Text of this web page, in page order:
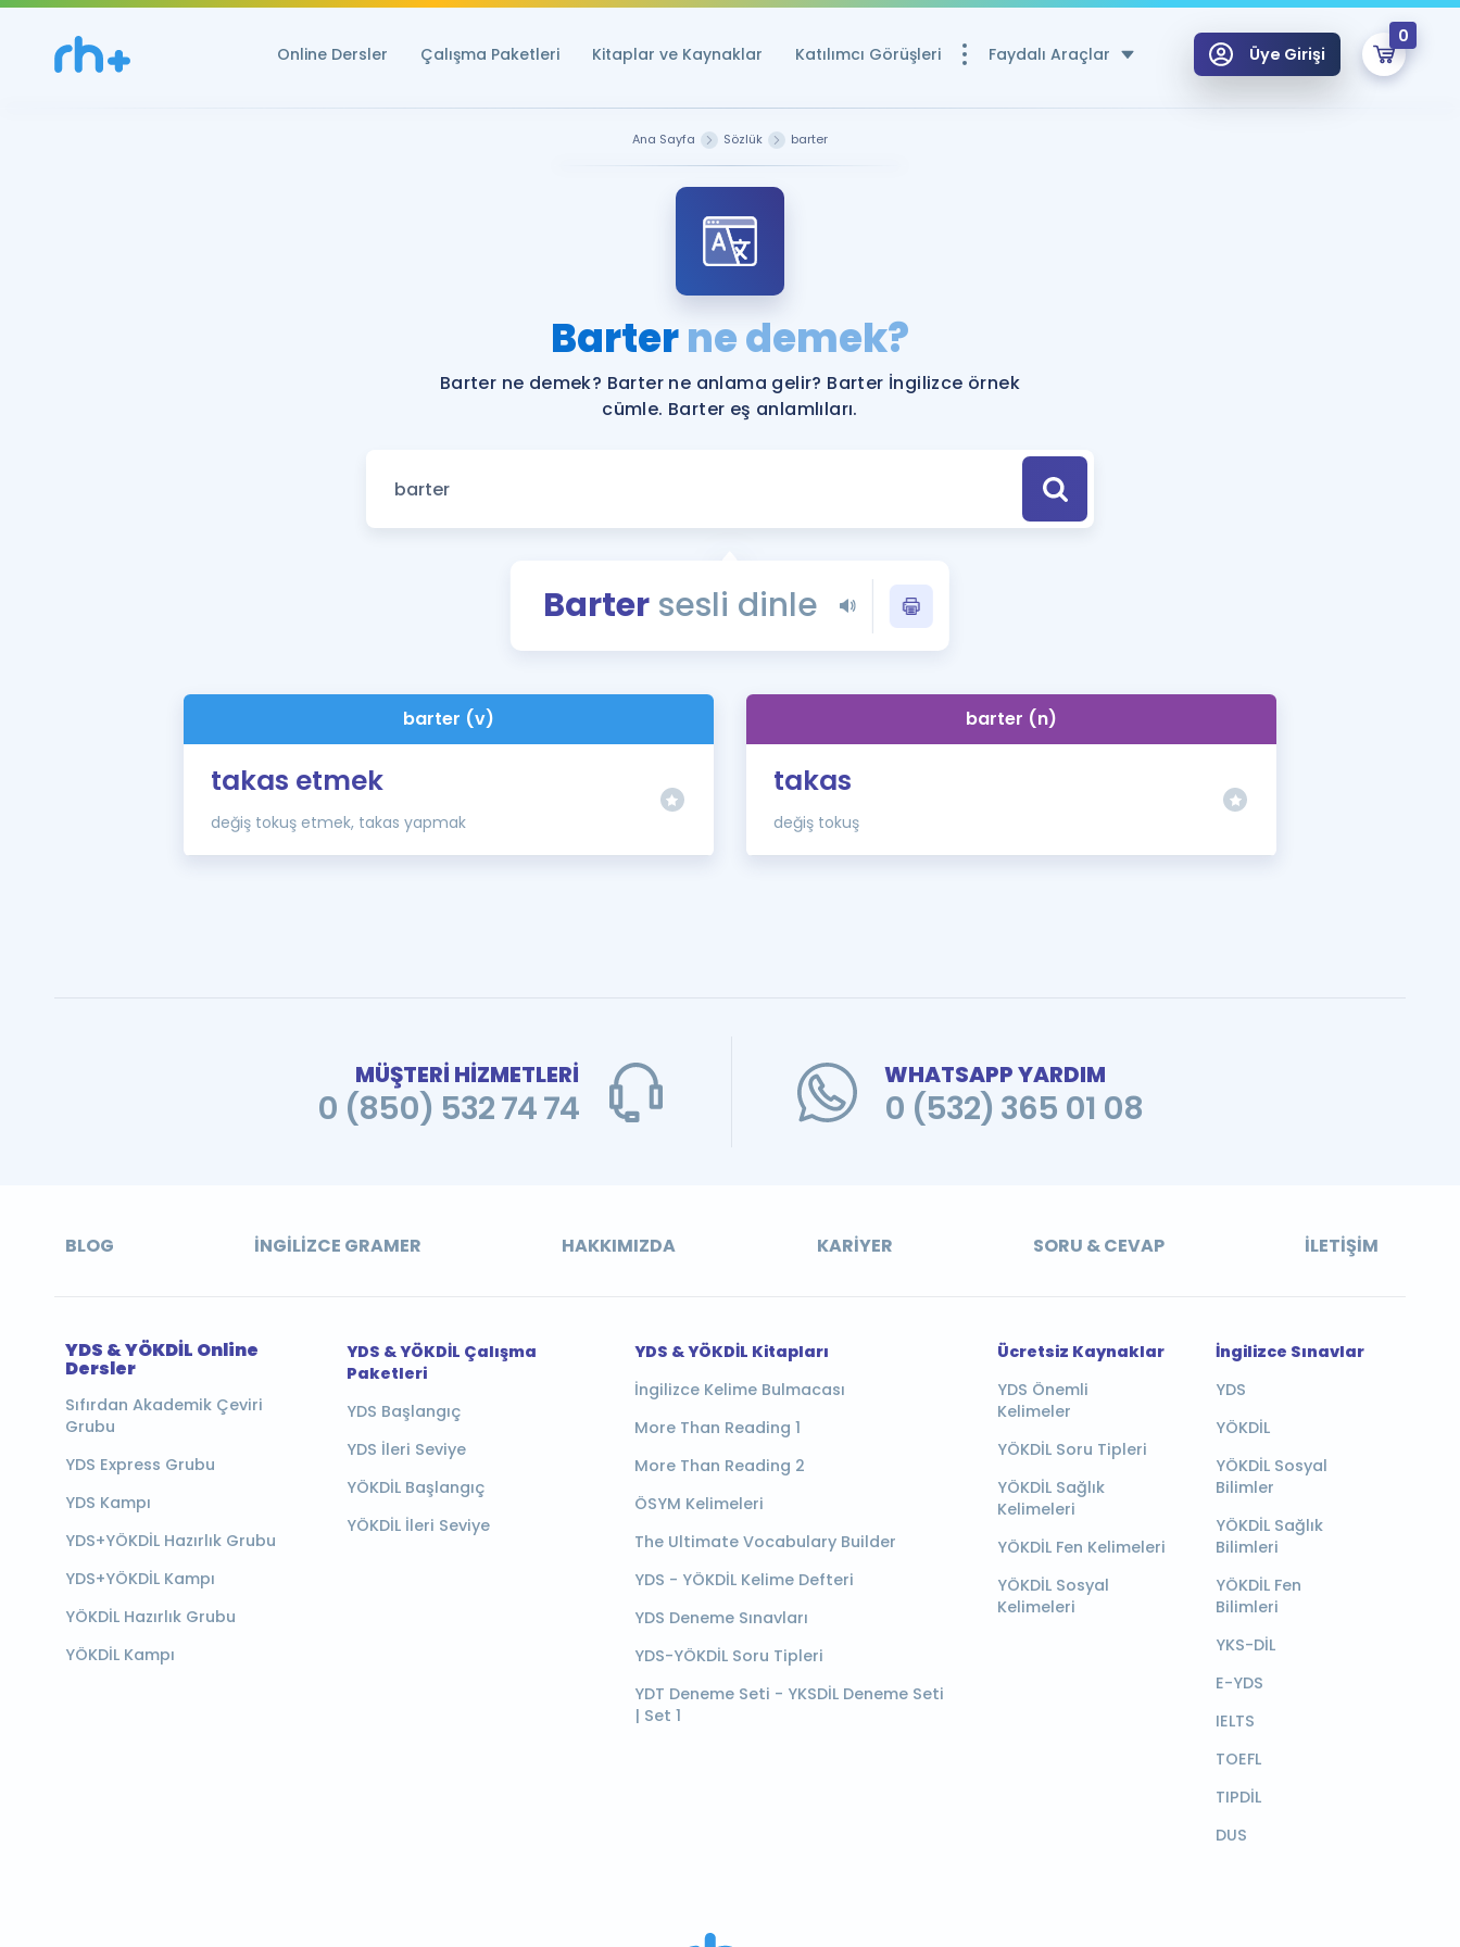
Online Dersler Çalışma Paketleri Kitaplar ve Kaynaklar Katılımcı Görüşleri Faydalı Araçlar
YDS ve YÖKDİL Puan Hesaplama Aracı
Rehberlik Aracı
YDS ve YÖKDİL'e Hazırlananlar için Öneriler
Tüm ÖSYM Sınavları Tek Takvimde
YDS - YÖKDİL Tüm Sınavlarla İlgili Haberler
İngilizce Gramer
Üye Girişi
0
Ana Sayfa Sözlük barter
Barterne demek?
Barter ne demek? Barter ne anlama gelir? Barter İngilizce örnek
cümle. Barter eş anlamlıları.
Bartersesli dinle
barter (v)
takas etmek
değiş tokuş etmek, takas yapmak
barter (n)
takas
değiş tokuş
MÜŞTERİ HİZMETLERİ
0 (850) 532 74 74
WHATSAPP YARDIM
0 (532) 365 01 08
BLOG İNGILIZCE GRAMER HAKKIMIZDA KARIYER SORU & CEVAP İLETIŞIM
YDS & YÖKDİL Online
Dersler
Sıfırdan Akademik Çeviri
Grubu
YDS Express Grubu
YDS Kampı
YDS+YÖKDİL Hazırlık Grubu
YDS+YÖKDİL Kampı
YÖKDİL Hazırlık Grubu
YÖKDİL Kampı
YDS & YÖKDİL Çalışma
Paketleri
YDS Başlangıç
YDS İleri Seviye
YÖKDİL Başlangıç
YÖKDİL İleri Seviye
YDS & YÖKDİL Kitapları
İngilizce Kelime Bulmacası
More Than Reading 1
More Than Reading 2
ÖSYM Kelimeleri
The Ultimate Vocabulary Builder
YDS - YÖKDİL Kelime Defteri
YDS Deneme Sınavları
YDS-YÖKDİL Soru Tipleri
YDT Deneme Seti - YKSDİL Deneme Seti
| Set 1
Ücretsiz Kaynaklar
YDS Önemli
Kelimeler
YÖKDİL Soru Tipleri
YÖKDİL Sağlık
Kelimeleri
YÖKDİL Fen Kelimeleri
YÖKDİL Sosyal
Kelimeleri
İngilizce Sınavlar
YDS
YÖKDİL
YÖKDİL Sosyal
Bilimler
YÖKDİL Sağlık
Bilimleri
YÖKDİL Fen
Bilimleri
YKS-DİL
E-YDS
IELTS
TOEFL
TIPDİL
DUS